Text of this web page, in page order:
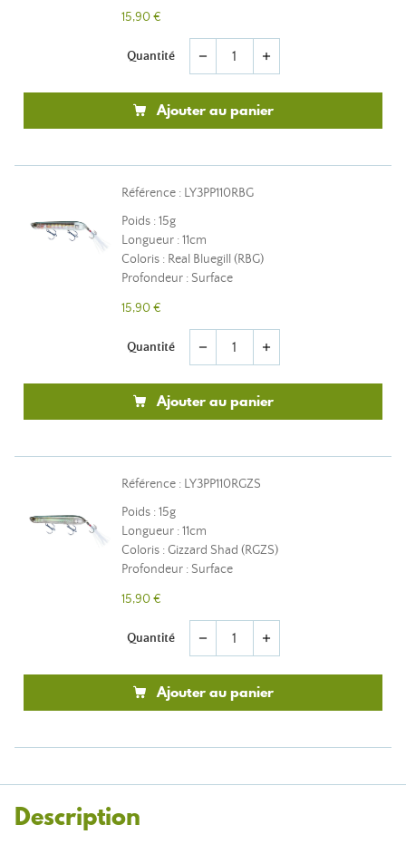
15,90 €
Quantité remove add
Ajouter au panier
Référence : LY3PP110RBG
Poids : 15g
Longueur : 11cm
Coloris : Real Bluegill (RBG)
Profondeur : Surface
15,90 €
Quantité remove add
Ajouter au panier
Référence : LY3PP110RGZS
Poids : 15g
Longueur : 11cm
Coloris : Gizzard Shad (RGZS)
Profondeur : Surface
15,90 €
Quantité remove add
Ajouter au panier
Description